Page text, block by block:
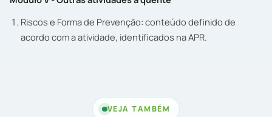
Riscos e Forma de Prevenção: conteúdo definido de
acordo com a atividade, identificados na APR.
VEJA TAMBÉM